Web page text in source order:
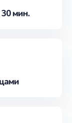
мин.